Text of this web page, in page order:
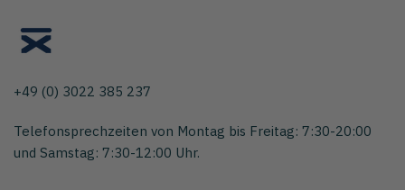
+49 (0) 3022 385 237
Telefonsprechzeiten von Montag bis Freitag: 7:30-20:00
und Samstag: 7:30-12:00 Uhr.